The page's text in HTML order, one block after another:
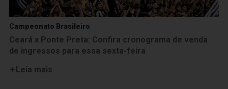
Campeonato Brasileiro
Ceará x Ponte Preta: Confira cronograma de venda
de ingressos para essa sexta-feira
Leia mais